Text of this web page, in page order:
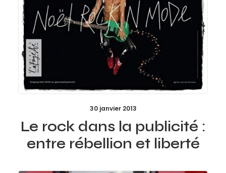
30 janvier 2013
Le rock dans la publicité :
entre rébellion et liberté